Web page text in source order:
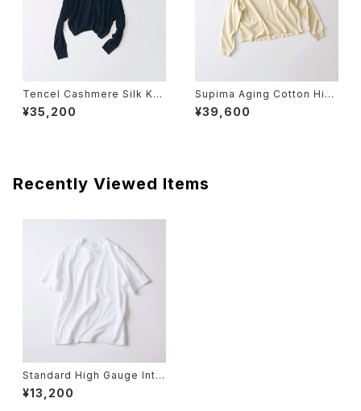
Tencel Cashmere Silk Kni
t Crew Neck Long Sleeve
¥35,200
Supima Aging Cotton High
Wet Rib Relaxed Cropped
Pullover
¥39,600
Recently Viewed Items
Standard High Gauge Inte
rlock knit Crew Neck Shor
t Sleeve T
¥13,200